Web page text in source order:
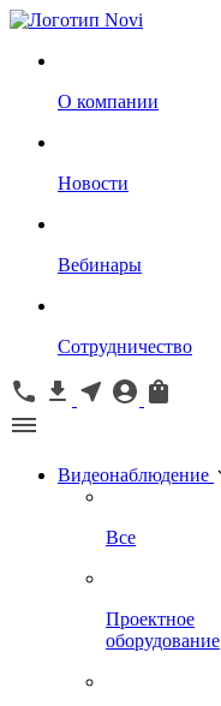
О компании
Новости
Вебинары
Сотрудничество
Видеонаблюдение
Все
Проектное
оборудование